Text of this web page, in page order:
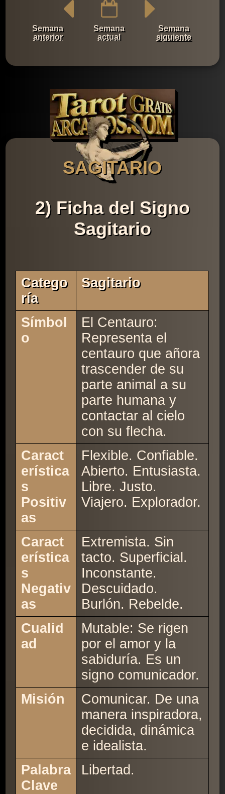
Semana
anterior
Semana
actual
Semana
siguiente
SAGITARIO
2) Ficha del Signo
Sagitario
Catego
Ría
Sagitario
Símbol
o
El Centauro:
Representa el
centauro que añora
trascender de su
parte animal a su
parte humana y
contactar al cielo
con su flecha.
Caract
erística
s
Positiv
as
Flexible. Confiable.
Abierto. Entusiasta.
Libre. Justo.
Viajero. Explorador.
Caract
erística
s
Negativ
as
Extremista. Sin
tacto. Superficial.
Inconstante.
Descuidado.
Burlón. Rebelde.
Cualid
ad
Mutable: Se rigen
por el amor y la
sabiduría. Es un
signo comunicador.
Misión
Comunicar. De una
manera inspiradora,
decidida, dinámica
e idealista.
Palabra
Clave
Libertad.